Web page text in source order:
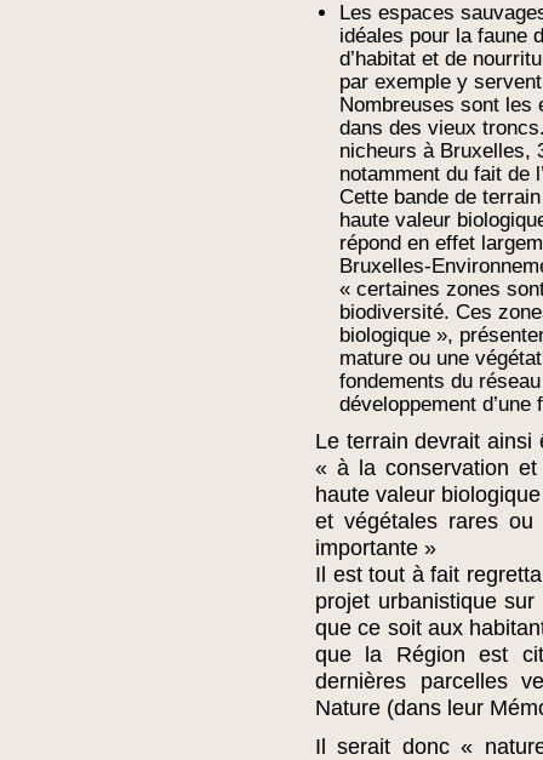
Les espaces
idéales pour la faune
d’habitat et de
par exemple y
Nombreuses sont les
dans des vieux
nicheurs à Bruxelles,
notamment du fait de
Cette bande de
haute valeur
répond en effet
Bruxelles-
« certaines zones
biodiversité. Ces
biologique »,
mature ou une
fondements du
développement
Le terrain devrait ainsi
« à la conservation
haute valeur
et végétales rares ou
importante »
Il est tout à fait
projet urbanistique
que ce soit aux
que la Région est
dernières parcelles
Nature (dans leur
Il serait donc «